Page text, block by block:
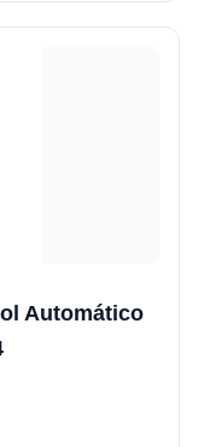
Automático